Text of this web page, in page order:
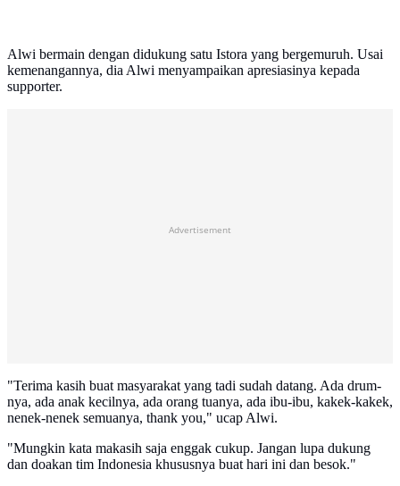
Alwi bermain dengan didukung satu Istora yang bergemuruh. Usai
kemenangannya, dia Alwi menyampaikan apresiasinya kepada
supporter.
Advertisement
"Terima kasih buat masyarakat yang tadi sudah datang. Ada drum-
nya, ada anak kecilnya, ada orang tuanya, ada ibu-ibu, kakek-kakek,
nenek-nenek semuanya, thank you," ucap Alwi.
"Mungkin kata makasih saja enggak cukup. Jangan lupa dukung
dan doakan tim Indonesia khususnya buat hari ini dan besok."